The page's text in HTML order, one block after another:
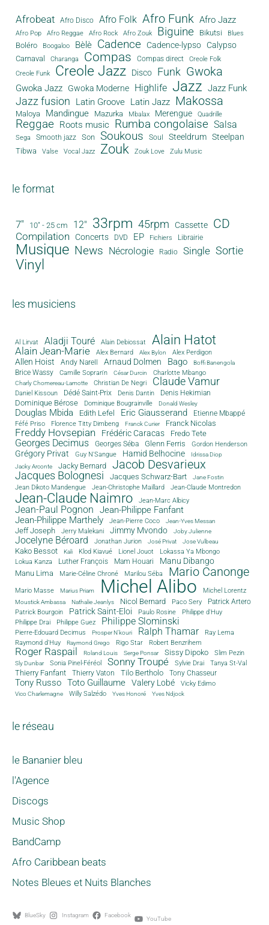
Afrobeat Afro Disco Afro Folk Afro Funk Afro Jazz
Afro Pop Afro Reggae Afro Rock Afro Zouk Biguine Bikutsi Blues
Boléro Boogaloo Bèlè Cadence Cadence-lypso Calypso
Carnaval Charanga Compas Compas direct
Creole Folk
Creole Funk
Creole Jazz Disco Funk Gwoka
Gwoka Jazz Gwoka Moderne Highlife Jazz Jazz Funk
Jazz fusion Latin Groove Latin Jazz Makossa
Maloya Mandingue Mazurka Mbalax Merengue Quadrille
Reggae Roots music Rumba congolaise Salsa
Sega Smooth jazz Son Soukous Soul Steeldrum Steelpan
Tibwa Valse Vocal Jazz Zouk Zouk Love Zulu Music
le format
7" 10" - 25 cm 12" 33rpm 45rpm Cassette CD
Compilation Concerts DVD EP Fichiers Librairie
Musique News Nécrologie Radio Single Sortie
Vinyl
les musiciens
Al Lirvat Aladji Touré Alain Debiossat Alain Hatot
Alain Jean-Marie Alex Bernard Alex Bylon Alex Perdigon
Allen Hoist Andy Narell Arnaud Dolmen Bago Boffi Banengola
Brice Wassy Camille Sopran'n César Durcin Charlotte Mbango
Charly Chomereau-Lamotte Christian De Negri Claude Vamur
Daniel Kissoun Dédé Saint-Prix Denis Dantin Denis Hekimian
Dominique Bérose Dominique Bougrainville Donald Wesley
Douglas Mbida Edith Lefel Eric Giausserand Etienne Mbappé
Féfé Priso Florence Titty Dimbeng Franck Curier Franck Nicolas
Freddy Hovsepian Frédéric Caracas Fredo Tete
Georges Decimus Georges Séba Glenn Ferris Gordon Henderson
Grégory Privat Guy N'Sangue Hamid Belhocine
Idrissa Diop
Jacky Arconte
Jacky Bernard Jacob Desvarieux
Jacques Bolognesi Jacques Schwarz-Bart Jane Fostin
Jean Dikoto Mandengue Jean-Christophe Maillard Jean-Claude Montredon
Jean-Claude Naimro Jean-Marc Albicy
Jean-Paul Pognon
Jean-Philippe Fanfant
Jean-Philippe Marthely
Jean-Pierre Coco Jean-Yves Messan
Jeff Joseph Jerry Malekani Jimmy Mvondo Joby Julienne
Jocelyne Béroard Jonathan Jurion José Privat Jose Vulbeau
Kako Bessot Kali Klod Kiavué Lionel Jouot
Lokassa Ya Mbongo
Lokua Kanza
Luther François Mam Houari Manu Dibango
Manu Lima Marie-Céline Chroné Marilou Séba Mario Canonge
Mario Masse Marius Priam Michel Alibo Michel Lorentz
Moustick Ambassa Nathalie Jeanlys Nicol Bernard Paco Sery
Patrick Artero
Patrick Bourgoin
Patrick Saint-Eloi Paulo Rosine
Philippe d'Huy
Philippe Drai
Philippe Guez Philippe Slominski
Pierre-Edouard Decimus Prosper N'kouri Ralph Thamar
Ray Lema
Raymond d'Huy
Raymond Grego Rigo Star Robert Benzrihem
Roger Raspail Roland Louis Serge Ponsar Sissy Dipoko Slim Pezin
Sly Dunbar Sonia Pinel-Féréol Sonny Troupé Sylvie Drai Tanya St-Val
Thierry Fanfant Thierry Vaton Tilo Bertholo Tony Chasseur
Tony Russo Toto Guillaume Valery Lobé Vicky Edimo
Vico Charlemagne Willy Salzédo Yves Honoré Yves Ndjock
le réseau
le Bananier bleu
l'Agence
Discogs
Music Shop
BandCamp
Afro Caribbean beats
Notes Bleues et Nuits Blanches
BlueSky Instagram Facebook YouTube